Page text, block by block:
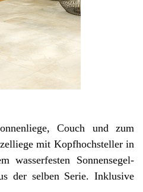
Couch und zum
mit Kopfhochsteller in
Sonnensegel-
der selben Serie. Inklusive